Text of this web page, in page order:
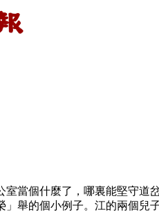
當個什麼了，哪裏能堅守道
舉的個小例子。江的兩個兒